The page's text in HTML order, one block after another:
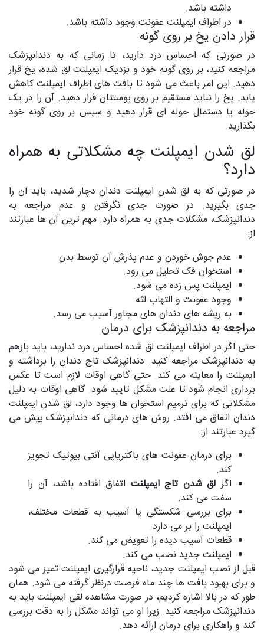
داشته باشد.
در اطراف ایمپلنت عفونت وجود داشته باشد.
قرار دادن یخ بر روی گونه
در صورتی که احساس درد دارید، تا زمانی که به دندانپزشک
مراجعه کنید، بر روی گونه خود و نزدیک ایمپلنت لق شده، یخ قرار
دهید. این امر باعث می شود تا بافت های اطراف ایمپلنت کاهش
یابد. یخ را نباید مستقیم بر روی پوستتان قرار دهید. آن را در یک
حوله یا دستمال حوله ای قرار دهید و سپس بر روی گونه خود
بگذارید.
لق شدن ایمپلنت چه مشکلاتی به همراه
دارد؟
در صورتی که به لق شدن ایمپلنت دندان دچار شدید، باید آن را
جدی بگیرید. در صورت جدی نگرفتن و عدم مراجعه به
دندانپزشک، مشکلات جدی به همراه دارد. مهم ترین آن ها عبارتند
از:
عدم جوش خوردن و عدم پذرش آن توسط بدن
استخوان فک تحلیل می رود.
ایمپلنت پس زده می شود.
وجود عفونت و التهاب لثه
به ریشه های دندان های مجاور آسیب می رسد.
مراجعه به دندانپزشک برای درمان
حتی اگر در اطراف ایمپلنت لق شده احساس درد ندارید، باید بازهم
به دندانپزشک مراجعه کنید. دندانپزشک تاج دندان را برداشته و
ایمپلنت را معاینه می کند. حتی گاهی اوقات لازم است تا عکس
برداری انجام شود تا علت مشکل تایید شود. گاهی اوقات به دلیل
مشکلاتی که برای ترمیم استخوان ها وجود دارد، لق شدن ایمپلنت
دندان اتفاق می افتد. روش های درمانی که دندانپزشک پیش می
گیرد عبارتند از:
برای درمان عفونت های باکتریایی آنتی بیوتیک تجویز
کند.
اگر لق شدن تاج ایمپلنت اتفاق افتاده باشد، آن را
سفت می کند.
برای بررسی شکستگی یا آسیب به قطعات مختلف،
ایمپلنت را بر می دارد.
قطعات آسیب دیده را تعویض می کند.
ایمپلنت جدید نصب می کند.
قبل از نصب ایمپلنت جدید، ناحیه قرارگیری ایمپلنت تمیز می شود
و برای بهبود بافت ها چند ماه فرصت درنظر گرفته می شود. همان
طور که در بالا اشاره کردیم، در صورت مشاهده لقی ایمپلنت باید به
دندانپزشک مراجعه کنید. زیرا او می تواند مشکل را به دقت بررسی
کند و راهکاری برای درمان ارائه دهد.